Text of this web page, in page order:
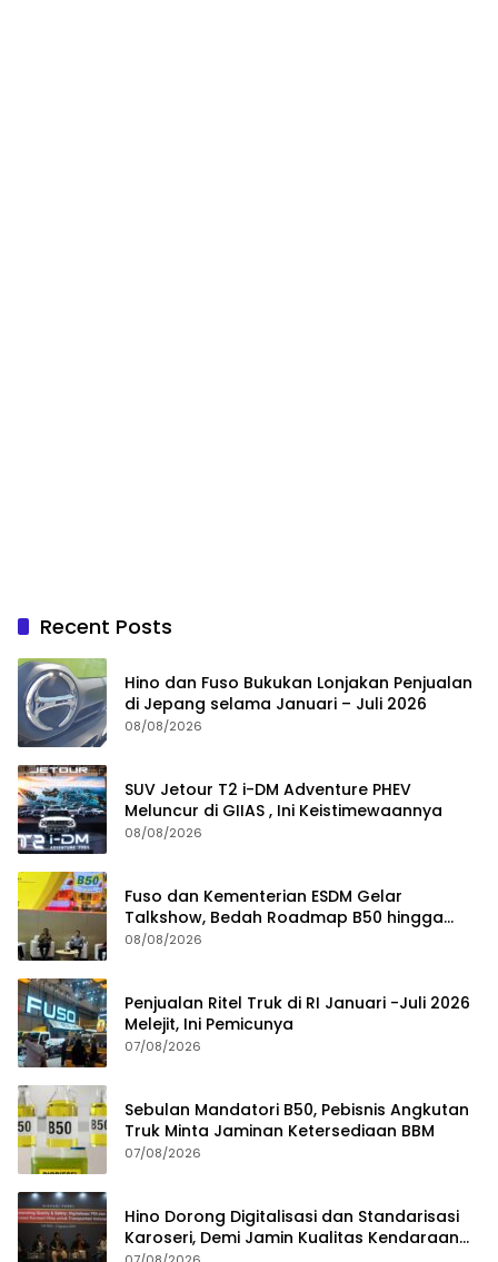
Recent Posts
Hino dan Fuso Bukukan Lonjakan Penjualan
di Jepang selama Januari – Juli 2026
08/08/2026
SUV Jetour T2 i-DM Adventure PHEV
Meluncur di GIIAS , Ini Keistimewaannya
08/08/2026
Fuso dan Kementerian ESDM Gelar
Talkshow, Bedah Roadmap B50 hingga
Dampaknya
08/08/2026
Penjualan Ritel Truk di RI Januari -Juli 2026
Melejit, Ini Pemicunya
07/08/2026
Sebulan Mandatori B50, Pebisnis Angkutan
Truk Minta Jaminan Ketersediaan BBM
07/08/2026
Hino Dorong Digitalisasi dan Standarisasi
Karoseri, Demi Jamin Kualitas Kendaraan